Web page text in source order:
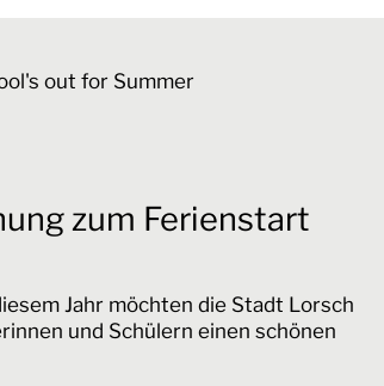
out for Summer
zum Ferienstart
Jahr möchten die Stadt Lorsch
und Schülern einen schönen